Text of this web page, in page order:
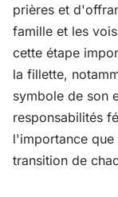
prières et
famille et les
cette étape
la fillette,
symbole de son
responsabilités
l'importance
transition de